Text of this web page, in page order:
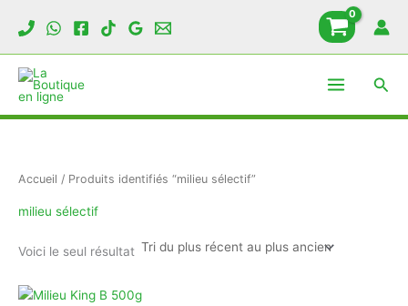
Accueil / Produits identifiés “milieu sélectif”
milieu sélectif
Voici le seul résultat